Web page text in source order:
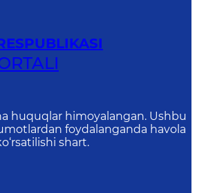
huquqlar himoyalangan. Ushbu
foydalanganda havola
shart.